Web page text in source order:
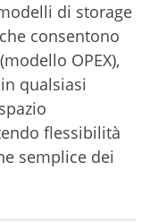
di storage
consentono
OPEX),
qualsiasi
flessibilità
semplice dei